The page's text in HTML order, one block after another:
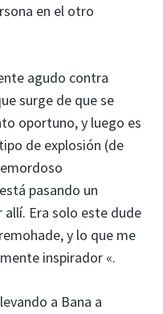
en el otro
agudo contra
surge de que se
oportuno, y luego es
de explosión (de
pasando un
Era solo este dude
y lo que me
inspirador «.
a Bana a